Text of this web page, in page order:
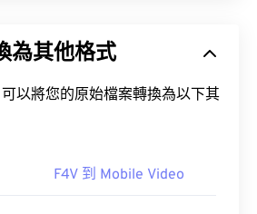
為其他格式
以將您的原始檔案轉換為以下其
F4V 到 Mobile Video